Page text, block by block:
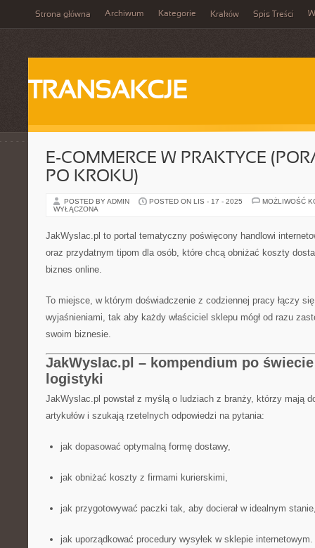
Strona główna Archiwum Kategorie Kraków Spis Treści
TRANSAKCJE
E-COMMERCE W PRAKTYCE
PO KROKU)
POSTED BY ADMIN POSTED ON LIS - 17 - 2025
MOŻLIWOŚĆ
WYŁĄCZONA
JakWyslac.pl to portal tematyczny poświęcony handlowi
oraz przydatnym tipom dla osób, które chcą obniżać koszty
biznes online.
To miejsce, w którym doświadczenie z codziennej pracy łączy
wyjaśnieniami, tak aby każdy właściciel sklepu mógł od razu
swoim biznesie.
JakWyslac.pl – kompendium po
logistyki
JakWyslac.pl powstał z myślą o ludziach z branży, którzy mają
artykułów i szukają rzetelnych odpowiedzi na pytania:
jak dopasować optymalną formę dostawy,
jak obniżać koszty z firmami kurierskimi,
jak przygotowywać paczki tak, aby docierał w idealnym
jak uporządkować procedury wysyłek w sklepie internetowym.